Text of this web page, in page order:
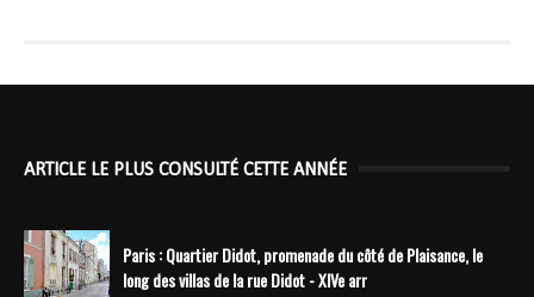
ARTICLE LE PLUS CONSULTÉ CETTE ANNÉE
Paris : Quartier Didot, promenade du côté de Plaisance, le
long des villas de la rue Didot - XIVe arr